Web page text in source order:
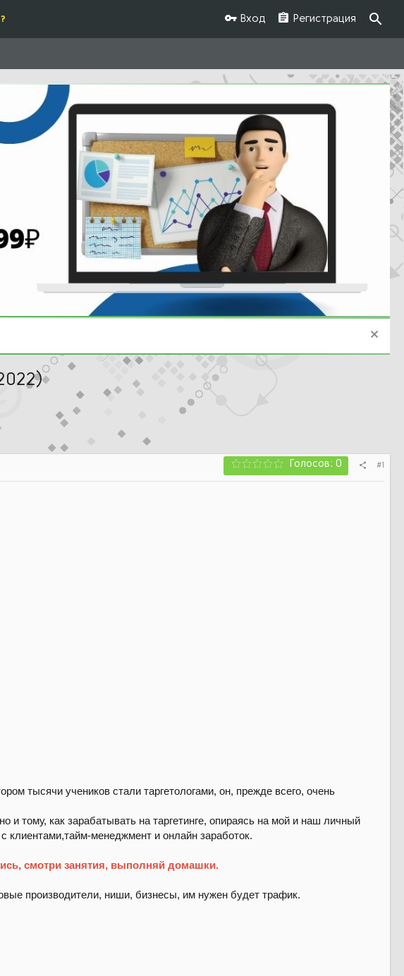
Вход Регистрация
Голосов: 0 #1
тысячи учеников стали таргетологами, он, прежде всего, очень
и тому, как зарабатывать на таргетинге, опираясь на мой и наш личный
клиентами,тайм-менеджмент и онлайн заработок.
смотри занятия, выполняй домашки.
производители, ниши, бизнесы, им нужен будет трафик.